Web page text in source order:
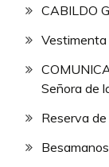
CABILDO
Señora de
Reserva